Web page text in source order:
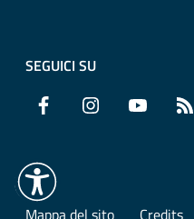
SEGUICI SU
Facebook Instagram YouTube
Mappa del sito Credits